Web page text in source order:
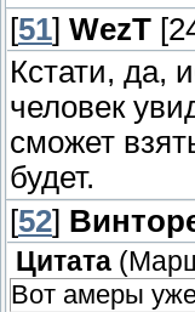
[51] WezT
Кстати, да,
человек
сможет
будет.
[52]
Цитата (
Вот амеры